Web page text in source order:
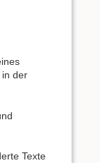
in der
Texte